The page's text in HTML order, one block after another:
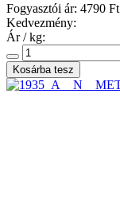
Fogyasztói ár: 4790 Ft
Kedvezmény:
Ár / kg: